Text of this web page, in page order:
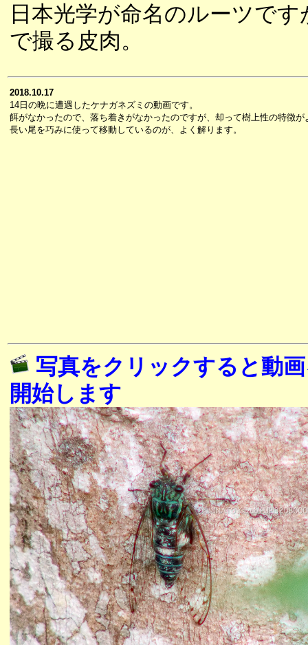
日本光学が命名のルーツで
で撮る皮肉。
2018.10.17
14日の晩に遭遇したケナガネズミの動画です。
餌がなかったので、落ち着きがなかったのですが、却って樹上性の特徴が
長い尾を巧みに使って移動しているのが、よく解ります。
写真をクリックすると動
開始します